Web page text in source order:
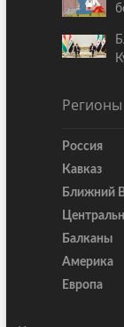
Регионы
Россия
Кавказ
Ближний
Балканы
Америка
Европа